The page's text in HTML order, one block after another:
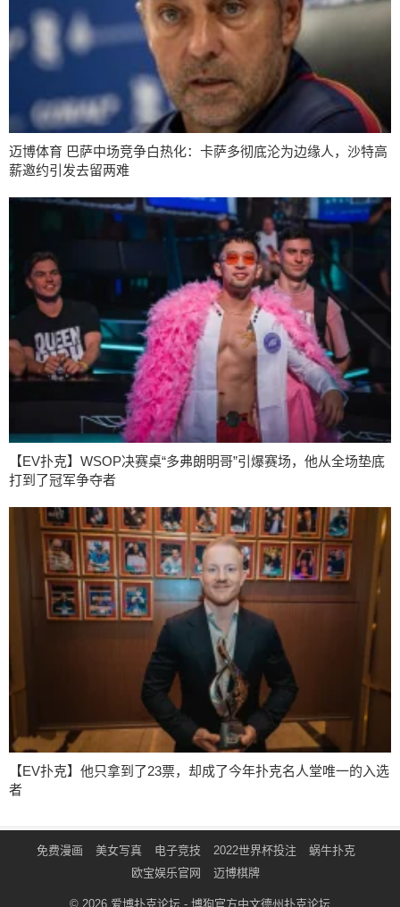
迈博体育 巴萨中场竞争白热化：卡萨多彻底沦为边缘人，沙特高
薪邀约引发去留两难
【EV扑克】WSOP决赛桌“多弗朗明哥”引爆赛场，他从全场垫底
打到了冠军争夺者
【EV扑克】他只拿到了23票，却成了今年扑克名人堂唯一的入选
者
免费漫画 美女写真 电子竞技 2022世界杯投注
蜗牛扑克
欧宝娱乐官网
迈博棋牌
© 2026 爱博扑克论坛 - 博狗官方中文德州扑克论坛